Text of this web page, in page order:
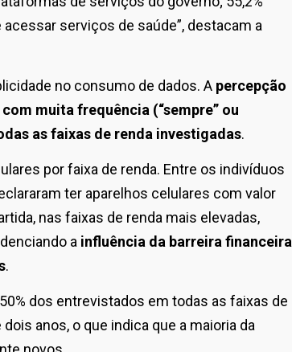
serviços de saúde”, destacam a
no consumo de dados. A percepção
muita frequência (“sempre” ou
as faixas de renda investigadas.
por faixa de renda. Entre os indivíduos
ter aparelhos celulares com valor
nas faixas de renda mais elevadas,
a influência da barreira financeira
.
dos entrevistados em todas as faixas de
anos, o que indica que a maioria da